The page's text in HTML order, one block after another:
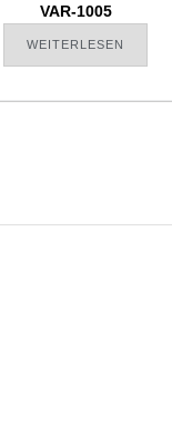
VAR-1005
WEITERLESEN